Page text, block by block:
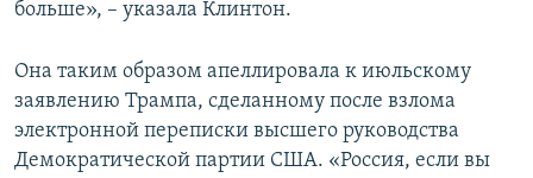
больше», – указала Клинтон.
Она таким образом апеллировала к июльскому
заявлению Трампа, сделанному после взлома
электронной переписки высшего руководства
Демократической партии США. «Россия, если вы